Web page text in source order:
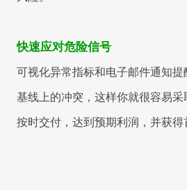
快速应对危险信号
可视化异常指标和电子邮件通知提
基线上的冲突，这样你就很容易
按时交付，达到预期利润，并获得